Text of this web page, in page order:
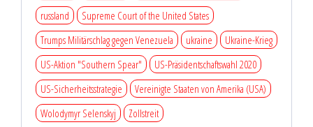
russland
Supreme Court of the United States
Trumps Militärschlag gegen Venezuela
ukraine
Ukraine-Krieg
US-Aktion "Southern Spear"
US-Präsidentschaftswahl 2020
US-Sicherheitsstrategie
Vereinigte Staaten von Amerika (USA)
Wolodymyr Selenskyj
Zollstreit